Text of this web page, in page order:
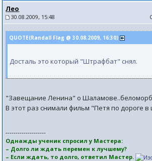
Лео
30.08.2009, 15:48
QUOTE(Randall Flag @ 30.08.2009, 16:30)
Досталь это который "Штрафбат" снял.
"Завещание Ленина" о
В этот раз снимали фильм "Петя по дороге
--------------------
Однажды ученик спросил у Мастера:
– Долго ли ждать перемен к лучшему?
– Если ждать, то долго, ответил Мастер.